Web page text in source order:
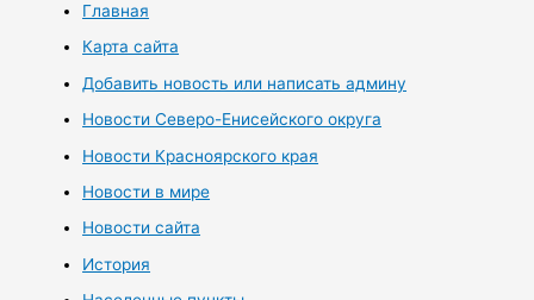
Главная
Карта сайта
Добавить новость или написать админу
Новости Северо-Енисейского округа
Новости Красноярского края
Новости в мире
Новости сайта
История